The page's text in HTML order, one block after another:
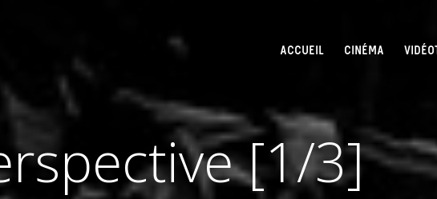
ACCUEIL CINÉMA
[1/3]